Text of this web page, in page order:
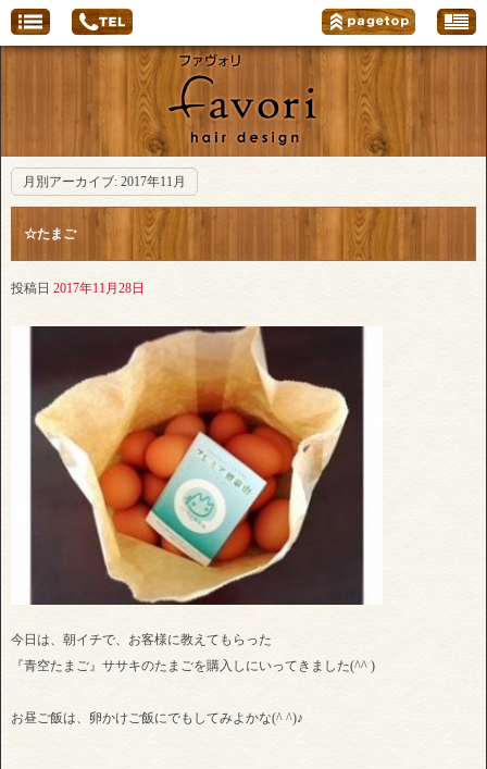
月別アーカイブ: 2017年11月
☆たまご
投稿日 2017年11月28日
今日は、朝イチで、お客様に教えてもらった
『青空たまご』ササキのたまごを購入しにいってきました(^^ )
お昼ご飯は、卵かけご飯にでもしてみよかな(^ ^)♪